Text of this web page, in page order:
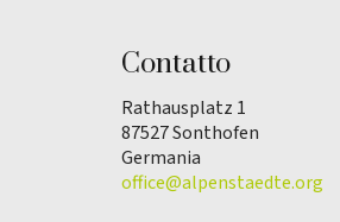
Contatto
Rathausplatz 1
87527 Sonthofen
Germania
office@alpenstaedte.org